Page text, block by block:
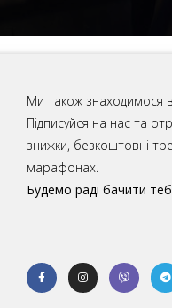
Ми також знаходимося
Підписуйся на нас та
знижки, безкоштовні
марафонах.
Будемо раді бачити